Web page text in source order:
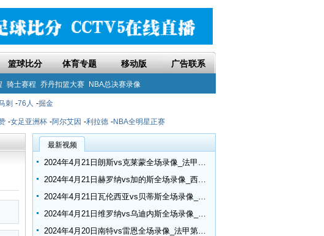
篮球比分 体育专题 移动版 广告联系
骑士赛程 乔丹扣篮大赛 NBA总决赛录像
刺 -76人 -掘金
-女足亚洲杯 -阿尔艾因 -利拉德 -NBA全明星正赛
最新视频
2024年4月21日朗斯vs克莱蒙全场录像_法甲第30轮
2024年4月21日赫罗纳vs加的斯全场录像_西甲第32轮
2024年4月21日瓦伦西亚vs贝蒂斯全场录像_西甲第32轮
2024年4月21日维罗纳vs乌迪内斯全场录像_意甲第33轮
2024年4月20日南特vs雷恩全场录像_法甲第30轮